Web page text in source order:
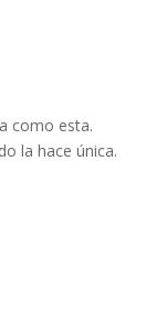
como esta.
la hace única.